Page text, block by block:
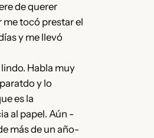
de querer
tocó prestar el
y me llevó
lindo. Habla muy
y lo
es la
al papel. Aún -
más de un año-